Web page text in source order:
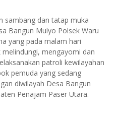
sambang dan tatap muka
Bangun Mulyo Polsek Waru
yang pada malam hari
mengayomi dan
patroli kewilayahan
pemuda yang sedang
diwilayah Desa Bangun
Penajam Paser Utara.